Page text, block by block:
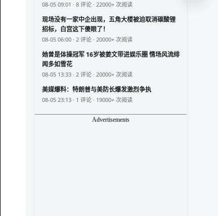
08-05 09:01 · 8 评论 · 22000+ 次阅读
现场没有一家中企出现，五角大楼被迫取消碳酸锂
招标，白宫这下傻眼了！
08-05 06:00 · 2 评论 · 20000+ 次阅读
她曾是体操冠军 16岁被姜文带进娱乐圈 情场风流绯
闻多如雪花
08-05 13:33 · 2 评论 · 20000+ 次阅读
美媒爆料：特朗普与美防长爆发激烈争执
08-05 23:13 · 1 评论 · 19000+ 次阅读
Advertisements